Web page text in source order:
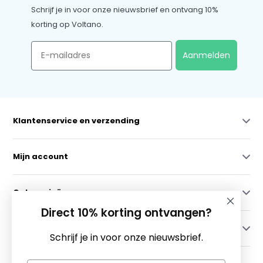
Schrijf je in voor onze nieuwsbrief en ontvang 10%
korting op Voltano.
Email
Aanmelden
Klantenservice en verzending
Mijn account
Categorieën
Direct 10% korting ontvangen?
Schrijf je in voor onze nieuwsbrief.